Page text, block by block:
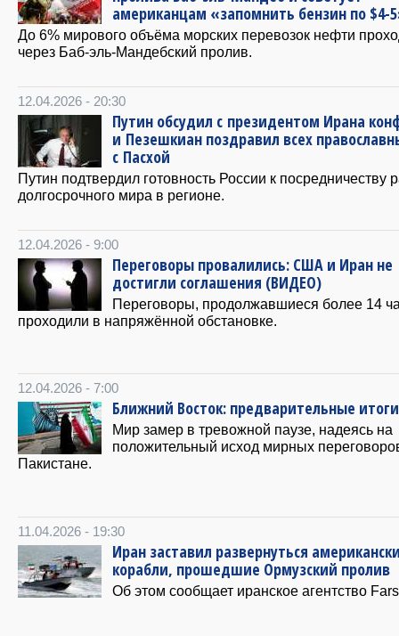
американцам «запомнить бензин по $4-
До 6% мирового объёма морских перевозок нефти
через Баб-эль-Мандебский пролив.
12.04.2026 - 20:30
Путин обсудил с президентом Ирана
и Пезешкиан поздравил всех
с Пасхой
Путин подтвердил готовность России к посредничеству
долгосрочного мира в регионе.
12.04.2026 - 9:00
Переговоры провалились: США и Иран не
достигли соглашения (ВИДЕО)
Переговоры, продолжавшиеся более 14
проходили в напряжённой обстановке.
12.04.2026 - 7:00
Ближний Восток: предварительные итоги
Мир замер в тревожной паузе, надеясь на
положительный исход мирных
Пакистане.
11.04.2026 - 19:30
Иран заставил развернуться
корабли, прошедшие Ормузский пролив
Об этом сообщает иранское агентство